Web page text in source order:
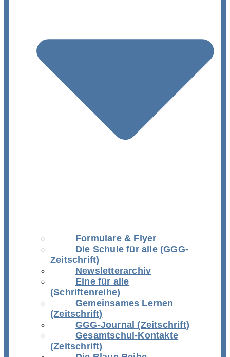
Formulare & Flyer
Die Schule für alle (GGG-
Zeitschrift)
Newsletterarchiv
Eine für alle
(Schriftenreihe)
Gemeinsames Lernen
(Zeitschrift)
GGG-Journal (Zeitschrift)
Gesamtschul-Kontakte
(Zeitschrift)